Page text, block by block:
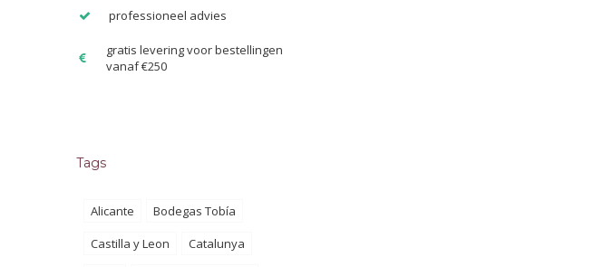
professioneel advies
gratis levering voor bestellingen
vanaf €250
Tags
Alicante
Bodegas Tobía
Castilla y Leon
Catalunya